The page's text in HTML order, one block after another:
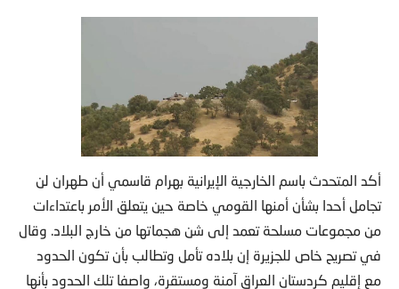
أكد المتحدث باسم الخارجية الإيرانية بهرام قاسمي أن طهران لن
تجامل أحدا بشأن أمنها القومي خاصة حين يتعلق الأمر باعتداءات
من مجموعات مسلحة تعمد إلى شن هجماتها من خارج البلاد. وقال
في تصريح خاص للجزيرة إن بلاده تأمل وتطالب بأن تكون الحدود
مع إقليم كردستان العراق آمنة ومستقرة، واصفا تلك الحدود بأنها